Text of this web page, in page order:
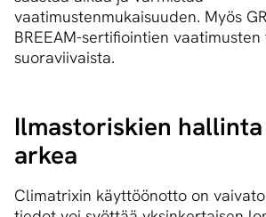
vaatimustenmukaisuuden. Myös
BREEAM-sertifiointien
suoraviivaista.
Ilmastoriskien hallinta
arkea
Climatrixin käyttöönotto on